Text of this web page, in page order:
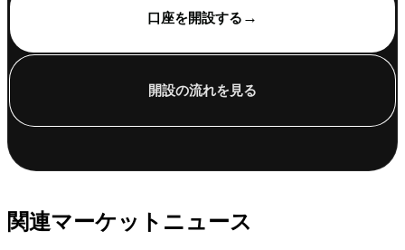
口座を開設する →
開設の流れを見る
関連マーケットニュース